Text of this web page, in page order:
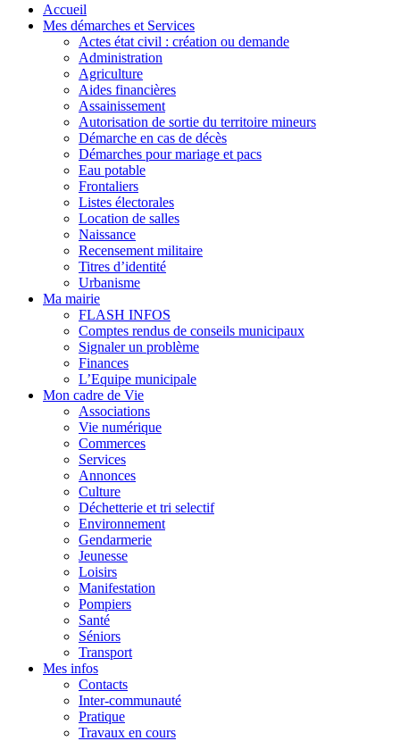
Accueil
Mes démarches et Services
Actes état civil : création ou demande
Administration
Agriculture
Aides financières
Assainissement
Autorisation de sortie du territoire mineurs
Démarche en cas de décès
Démarches pour mariage et pacs
Eau potable
Frontaliers
Listes électorales
Location de salles
Naissance
Recensement militaire
Titres d’identité
Urbanisme
Ma mairie
FLASH INFOS
Comptes rendus de conseils municipaux
Signaler un problème
Finances
L’Equipe municipale
Mon cadre de Vie
Associations
Vie numérique
Commerces
Services
Annonces
Culture
Déchetterie et tri selectif
Environnement
Gendarmerie
Jeunesse
Loisirs
Manifestation
Pompiers
Santé
Séniors
Transport
Mes infos
Contacts
Inter-communauté
Pratique
Travaux en cours